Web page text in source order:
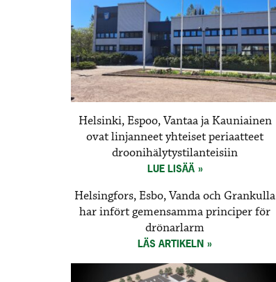
Helsinki, Espoo, Vantaa ja Kauniainen
ovat linjanneet yhteiset periaatteet
droonihälytystilanteisiin
LUE LISÄÄ
Helsingfors, Esbo, Vanda och Grankulla
har infört gemensamma principer för
drönarlarm
LÄS ARTIKELN